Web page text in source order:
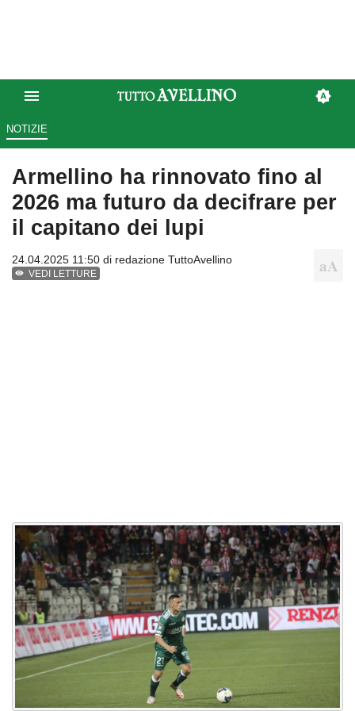
NOTIZIE
Armellino ha rinnovato fino al
2026 ma futuro da decifrare per
il capitano dei lupi
24.04.2025 11:50 di redazione TuttoAvellino
VEDI LETTURE